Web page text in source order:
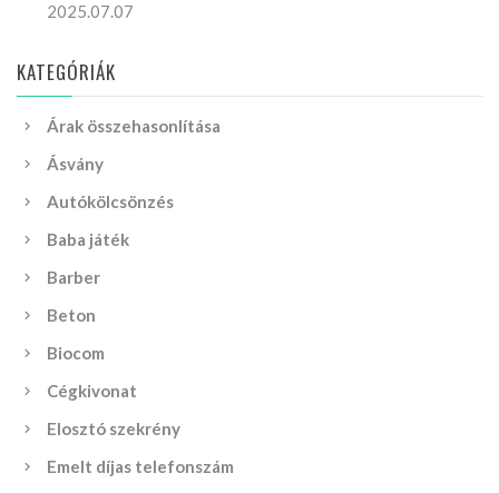
2025.07.07
KATEGÓRIÁK
Árak összehasonlítása
Ásvány
Autókölcsönzés
Baba játék
Barber
Beton
Biocom
Cégkivonat
Elosztó szekrény
Emelt díjas telefonszám